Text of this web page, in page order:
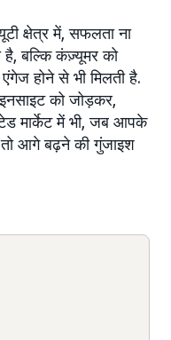
क्षेत्र में, सफलता ना
है, बल्कि कंज़्यूमर को
होने से भी मिलती है.
को जोड़कर,
मार्केट में भी, जब आपके
तो आगे बढ़ने की गुंजाइश